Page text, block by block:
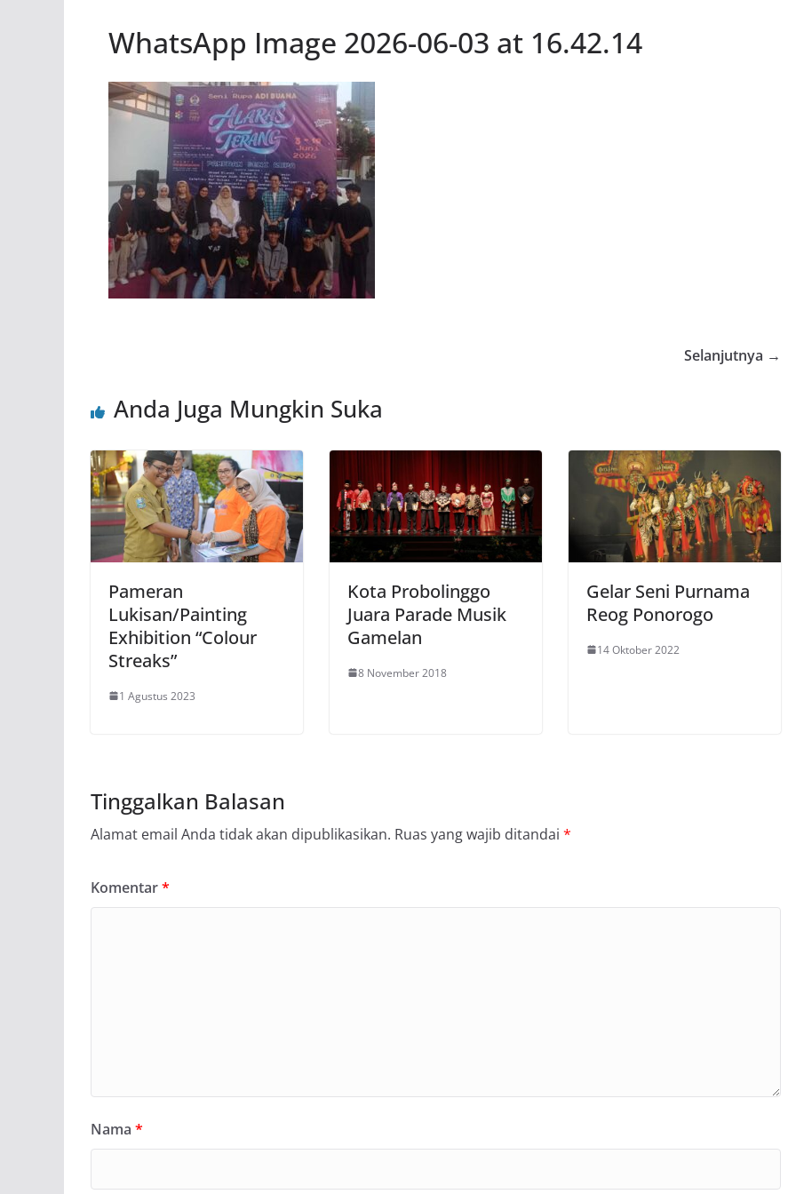
WhatsApp Image 2026-06-03 at 16.42.14
Selanjutnya →
Anda Juga Mungkin Suka
Pameran
Lukisan/Painting
Exhibition “Colour
Streaks”
1 Agustus 2023
Kota Probolinggo
Juara Parade Musik
Gamelan
8 November 2018
Gelar Seni Purnama
Reog Ponorogo
14 Oktober 2022
Tinggalkan Balasan
Alamat email Anda tidak akan dipublikasikan. Ruas yang wajib ditandai *
Komentar*
Nama *